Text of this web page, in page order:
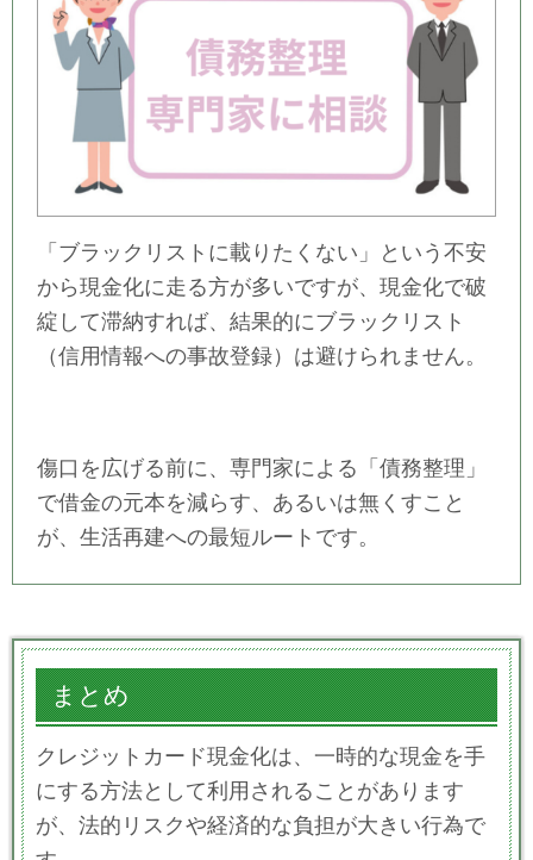
「ブラックリストに載りたくない」という不安
から現金化に走る方が多いですが、現金化で破
綻して滞納すれば、結果的にブラックリスト
（信用情報への事故登録）は避けられません。
傷口を広げる前に、専門家による「債務整理」
で借金の元本を減らす、あるいは無くすこと
が、生活再建への最短ルートです。
まとめ
クレジットカード現金化は、一時的な現金を手
にする方法として利用されることがあります
が、法的リスクや経済的な負担が大きい行為で